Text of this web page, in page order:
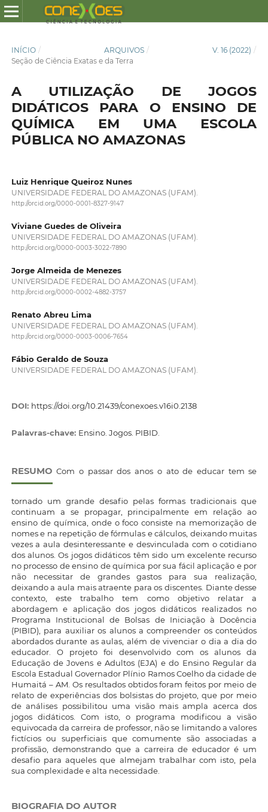
INÍCIO / ARQUIVOS / V. 16 (2022) /
Seção de Ciência Exatas e da Terra
A UTILIZAÇÃO DE JOGOS
DIDÁTICOS PARA O ENSINO DE
QUÍMICA EM UMA ESCOLA
PÚBLICA NO AMAZONAS
Luiz Henrique Queiroz Nunes
UNIVERSIDADE FEDERAL DO AMAZONAS (UFAM).
http://orcid.org/0000-0001-8327-9147
Viviane Guedes de Oliveira
UNIVERSIDADE FEDERAL DO AMAZONAS (UFAM).
http://orcid.org/0000-0003-3022-7890
Jorge Almeida de Menezes
UNIVERSIDADE FEDERAL DO AMAZONAS (UFAM).
http://orcid.org/0000-0002-4882-3757
Renato Abreu Lima
UNIVERSIDADE FEDERAL DO AMAZONAS (UFAM).
http://orcid.org/0000-0003-0006-7654
Fábio Geraldo de Souza
UNIVERSIDADE FEDERAL DO AMAZONAS (UFAM).
DOI: https://doi.org/10.21439/conexoes.v16i0.2138
Palavras-chave: Ensino. Jogos. PIBID.
RESUMO Com o passar dos anos o ato de educar tem se
tornado um grande desafio pelas formas tradicionais que
continuam a se propagar, principalmente em relação ao
ensino de química, onde o foco consiste na memorização de
nomes e na repetição de fórmulas e cálculos, deixando muitas
vezes a aula desinteressante e desvinculada com o cotidiano
dos alunos. Os jogos didáticos têm sido um excelente recurso
no processo de ensino de química por sua fácil aplicação e por
não necessitar de grandes gastos para sua realização,
deixando a aula mais atraente para os discentes. Diante desse
contexto, este trabalho tem como objetivo relatar a
abordagem e aplicação dos jogos didáticos realizados no
Programa Institucional de Bolsas de Iniciação à Docência
(PIBID), para auxiliar os alunos a compreender os conteúdos
abordados durante as aulas, além de vivenciar o dia a dia do
educador. O projeto foi desenvolvido com os alunos da
Educação de Jovens e Adultos (EJA) e do Ensino Regular da
Escola Estadual Governador Plínio Ramos Coelho da cidade de
Humaitá – AM. Os resultados obtidos foram feitos por meio de
relato de experiências dos bolsistas do projeto, que por meio
de análises possibilitou uma visão mais ampla acerca dos
jogos didáticos. Com isto, o programa modificou a visão
equivocada da carreira de professor, não se limitando a valores
fictícios ou superficiais que comumente são associadas a
profissão, demonstrando que a carreira de educador é um
desafio para aqueles que almejam trabalhar com isto, pela
sua complexidade e alta necessidade.
BIOGRAFIA DO AUTOR